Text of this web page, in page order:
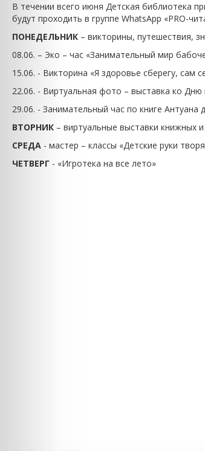
В течении всего июня Детская библиотека
будут проходить в группе WhatsApp «PRO-
ПОНЕДЕЛЬНИК – викторины, путешествия,
08.06. – Эко – час «Занимательный мир
15.06. - Викторина «Я здоровье сберегу, сам
22.06. - Виртуальная фото – выставка ко
29.06. - Занимательный час по книге
ВТОРНИК – виртуальные выставки книжных
СРЕДА - мастер – классы «Детские руки
ЧЕТВЕРГ - «Игротека на все лето»